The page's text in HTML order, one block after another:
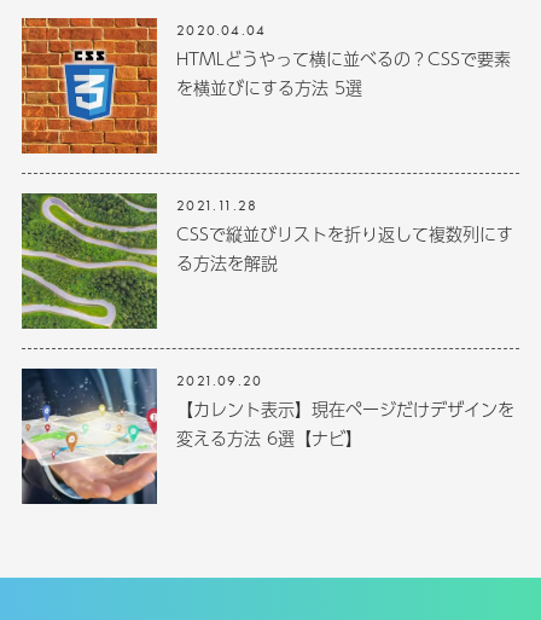
2020.04.04
HTMLどうやって横に並べるの？CSSで要素
を横並びにする方法 5選
2021.11.28
CSSで縦並びリストを折り返して複数列にす
る方法を解説
2021.09.20
【カレント表示】現在ページだけデザインを
変える方法 6選【ナビ】